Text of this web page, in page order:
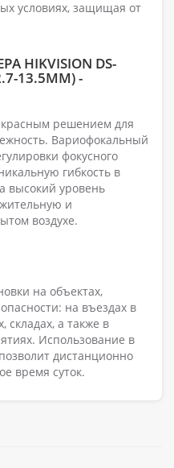
условиях, защищая от
HIKVISION DS-
13.5ММ) -
решением для
Вариофокальный
фокусного
гибкость в
высокий уровень
и
воздухе.
на объектах,
на въездах в
складах, а также в
Использование в
дистанционно
время суток.